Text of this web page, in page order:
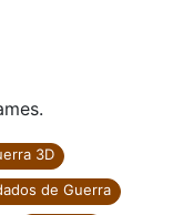
3D
de Guerra